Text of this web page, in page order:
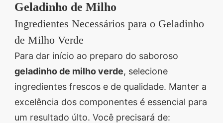
Geladinho de Milho
Ingredientes Necessários para o Geladinho
de Milho Verde
Para dar início ao preparo do saboroso
geladinho de milho verde, selecione
ingredientes frescos e de qualidade. Manter a
excelência dos componentes é essencial para
um resultado últo. Você precisará de: